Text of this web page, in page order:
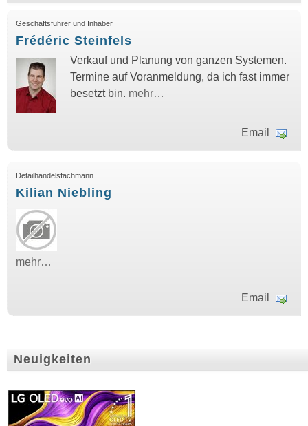
Geschäftsführer und Inhaber
Frédéric Steinfels
Verkauf und Planung von ganzen Systemen.
Termine auf Voranmeldung, da ich fast immer
besetzt bin. mehr…
Email
Detailhandelsfachmann
Kilian Niebling
mehr…
Email
Neuigkeiten